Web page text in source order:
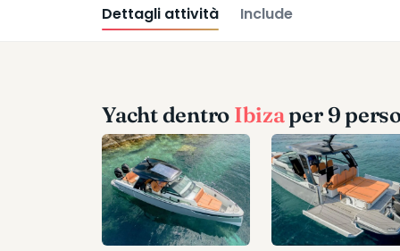
Dettagli attività Include
Yacht dentro Ibizaper 9